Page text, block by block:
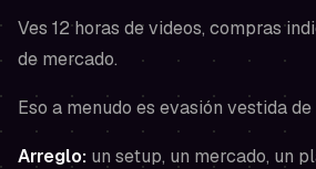
Ves 12 horas de videos, compras
de mercado.
Eso a menudo es evasión vestida
Arreglo: un setup, un mercado, un